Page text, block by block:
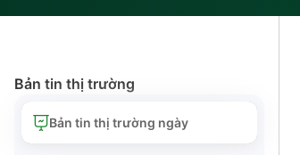
Bản tin thị trường
Bản tin thị trường ngày